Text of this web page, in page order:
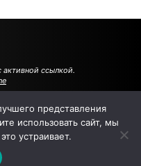
ссылкой.
РЕКЛАМА НА САЙТЕ
представления
использовать сайт, мы
устраивает.